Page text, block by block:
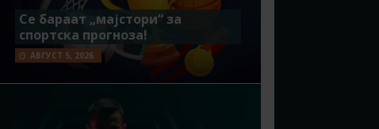
Се бараат „мајстори“ за
спортска прогноза!
АВГУСТ 5, 2026